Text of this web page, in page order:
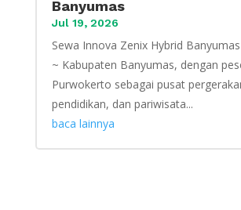
Banyumas
Jul 19, 2026
Sewa Innova Zenix Hybrid Banyumas
~ Kabupaten Banyumas, dengan
Purwokerto sebagai pusat
pendidikan, dan pariwisata...
baca lainnya